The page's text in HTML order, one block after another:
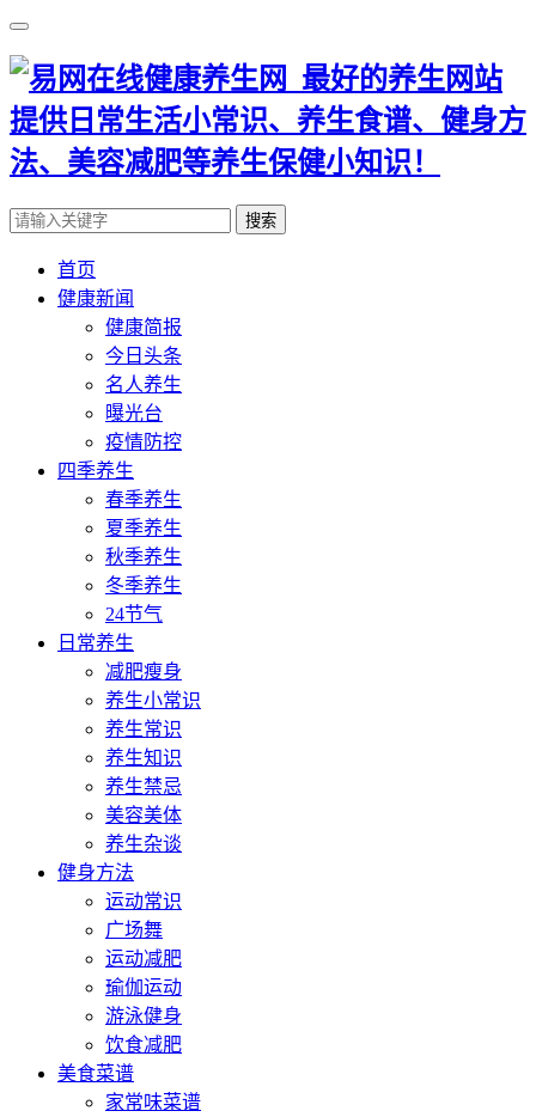
搜索
首页
健康新闻
健康简报
今日头条
名人养生
曝光台
疫情防控
四季养生
春季养生
夏季养生
秋季养生
冬季养生
24节气
日常养生
减肥瘦身
养生小常识
养生常识
养生知识
养生禁忌
美容美体
养生杂谈
健身方法
运动常识
广场舞
运动减肥
瑜伽运动
游泳健身
饮食减肥
美食菜谱
家常味菜谱